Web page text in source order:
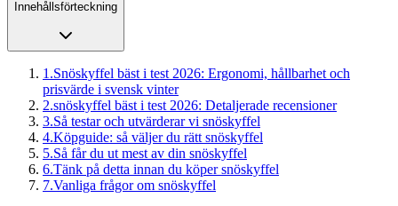
Innehållsförteckning
1 .Snöskyffel bäst i test 2026: Ergonomi, hållbarhet och
prisvärde i svensk vinter
2.snöskyffel bäst i test 2026: Detaljerade recensioner
3.Så testar och utvärderar vi snöskyffel
4.Köpguide: så väljer du rätt snöskyffel
5.Så får du ut mest av din snöskyffel
6.Tänk på detta innan du köper snöskyffel
7.Vanliga frågor om snöskyffel